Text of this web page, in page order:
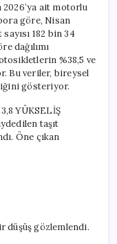
Satan
Otomobil
Markaları
ve
Trafik
Artışı
Raporu
için
ait motorlu
göre, Nisan
182 bin 34
dağılımı
%38,5 ve
Bu veriler, bireysel
gösteriyor.
YÜKSELİŞ
taşıt
Öne çıkan
düşüş gözlemlendi.